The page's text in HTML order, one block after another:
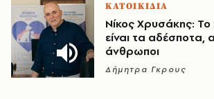
ΚΑΤΟΙΚΙΔΙΑ
Νίκος Χρυσάκης:
είναι τα αδέσποτα,
άνθρωποι
Δήμητρα Γκρους